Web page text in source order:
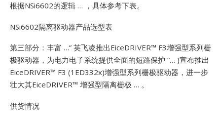
根据NSi6602的逻辑 … ，具体参考下表。
NSi6602隔离驱动器产品选型表
第三部分：丰富 …” 英飞凌推出EiceDRIVER™ F3增强型系列栅
极驱动器，为电力电子系统提供全面的短路保护 “… )宣布推出
EiceDRIVER™ F3 (1ED332x)增强型系列栅极驱动器，进一步
壮大其EiceDRIVER™ 增强型隔离栅极 … 。
供货情况